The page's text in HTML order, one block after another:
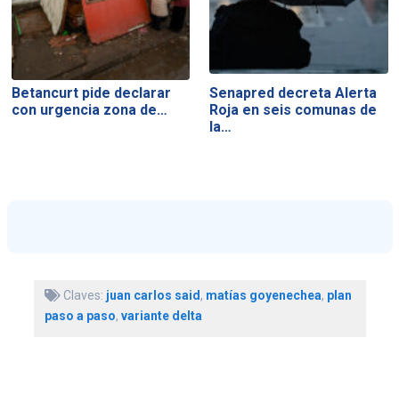
Betancurt pide declarar
con urgencia zona de…
Senapred decreta Alerta
Roja en seis comunas de
la…
Claves: juan carlos said , matías goyenechea, plan
paso a paso, variante delta